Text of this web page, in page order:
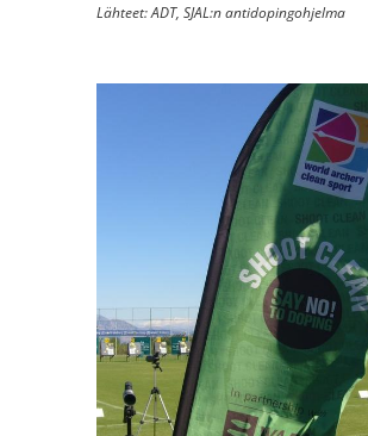
Lähteet: ADT, SJAL:n antidopingohjelma